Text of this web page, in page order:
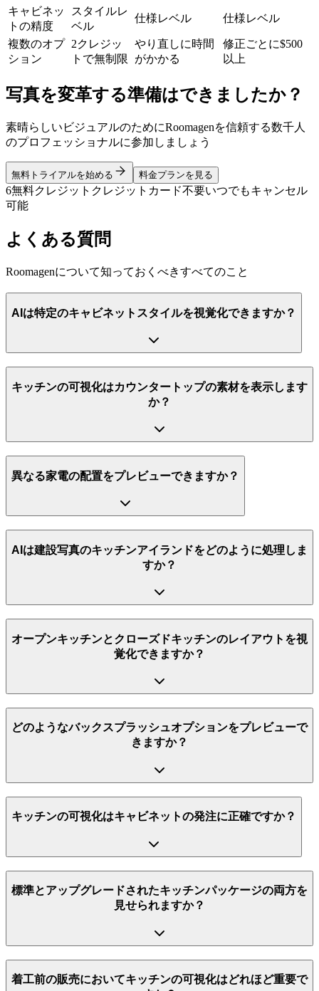
キャビネッ
トの精度
スタイルレ
ベル
仕様レベル 仕様レベル
複数のオプ
ション
2クレジッ
トで無制限
やり直しに時間
がかかる
修正ごとに$500
以上
写真を変革する準備はできましたか？
素晴らしいビジュアルのためにRoomagenを信頼する数千人
のプロフェッショナルに参加しましょう
無料トライアルを始める 料金プランを見る
6無料クレジット クレジットカード不要いつでもキャンセル
可能
よくある質問
Roomagenについて知っておくべきすべてのこと
AIは特定のキャビネットスタイルを視覚化できますか？
キッチンの可視化はカウンタートップの素材を表示します
か？
異なる家電の配置をプレビューできますか？
AIは建設写真のキッチンアイランドをどのように処理しま
すか？
オープンキッチンとクローズドキッチンのレイアウトを視
覚化できますか？
どのようなバックスプラッシュオプションをプレビューで
きますか？
キッチンの可視化はキャビネットの発注に正確ですか？
標準とアップグレードされたキッチンパッケージの両方を
見せられますか？
着工前の販売においてキッチンの可視化はどれほど重要で